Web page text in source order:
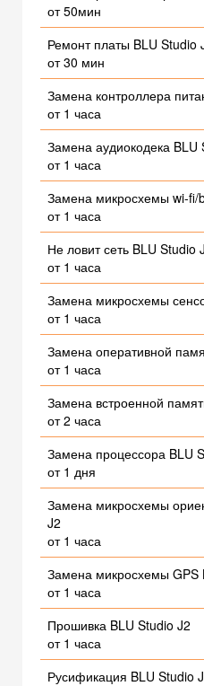
от 50мин
Ремонт платы BLU Studio
от 30 мин
Замена контроллера
от 1 часа
Замена аудиокодека BLU
от 1 часа
Замена микросхемы wi-fi/
от 1 часа
Не ловит сеть BLU Studio
от 1 часа
Замена микросхемы
от 1 часа
Замена оперативной
от 1 часа
Замена встроенной
от 2 часа
Замена процессора BLU
от 1 дня
Замена микросхемы
J2
от 1 часа
Замена микросхемы GPS
от 1 часа
Прошивка BLU Studio J2
от 1 часа
Русификация BLU Studio